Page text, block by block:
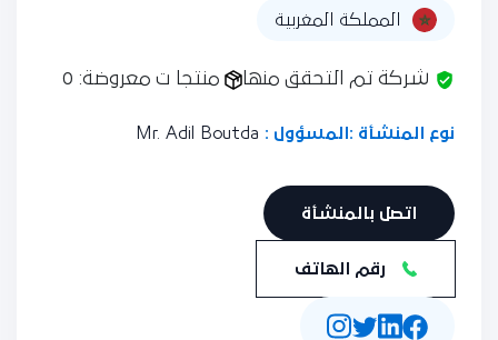
المملكة المغربية
شركة تم التحقق منها منتجا ت معروضة: 0
نوع المنشأة : المسؤول :
اتصل بالمنشأة
رقم الهاتف